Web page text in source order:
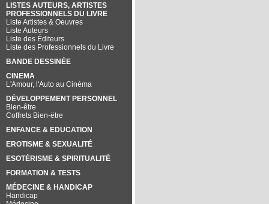
LISTES AUTEURS, ARTISTES
PROFESSIONNELS DU LIVRE
Liste Artistes & Oeuvres
Liste Auteurs
Liste des Éditeurs
Liste des Professionnels du Livre
BANDE DESSINÉE
CINEMA
L'Amour, l'Auto au Cinéma
DÉVELOPPEMENT PERSONNEL
Bien-être
Coffrets Bien-ëtre
ENFANCE & EDUCATION
EROTISME & SEXUALITÉ
ESOTÉRISME & SPIRITUALITÉ
FORMATION & TESTS
MÉDECINE & HANDICAP
Handicap